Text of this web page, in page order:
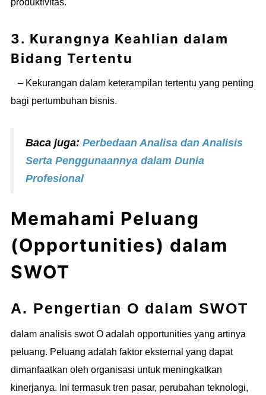
produktivitas.
3. Kurangnya Keahlian dalam
Bidang Tertentu
– Kekurangan dalam keterampilan tertentu yang penting
bagi pertumbuhan bisnis.
Baca juga: Perbedaan Analisa dan Analisis
Serta Penggunaannya dalam Dunia
Profesional
Memahami Peluang
(Opportunities) dalam
SWOT
A. Pengertian O dalam SWOT
dalam analisis swot O adalah opportunities yang artinya
peluang. Peluang adalah faktor eksternal yang dapat
dimanfaatkan oleh organisasi untuk meningkatkan
kinerjanya. Ini termasuk tren pasar, perubahan teknologi,